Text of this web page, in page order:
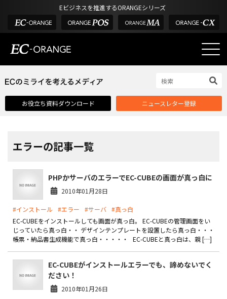
Eビジネスを推進するORANGEシリーズ
選ばれる理由
課題解決例
外部サービス連携
インフラ環境・サポート
費用
製品
ショッピングモール型 EC
マルチテナント、マルチブランドなど
お役立ち資料ダウンロード ニュースレター登録
エラーの記事一覧
PHPかサーバのエラーでEC-CUBEの画面が真っ白に
2010年01月28日
#インストール #エラー #サーバ #真っ白
EC-CUBEをインストールしても画面が真っ白。 EC-CUBEの管理画面をい
じっていたら真っ白・・ デザインテンプレートを設置したら真っ白・・・
帳票・納品書生成機能で真っ白・・・・・ EC-CUBEと真っ白は、親 […]
EC-CUBEがインストールエラーでも、諦めないでく
ださい！
2010年01月26日